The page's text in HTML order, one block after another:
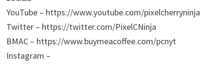
YouTube – https://www.youtube.com/pixelcherryninja
Twitter – https://twitter.com/PixelCNinja
BMAC – https://www.buymeacoffee.com/pcnyt
Instagram –